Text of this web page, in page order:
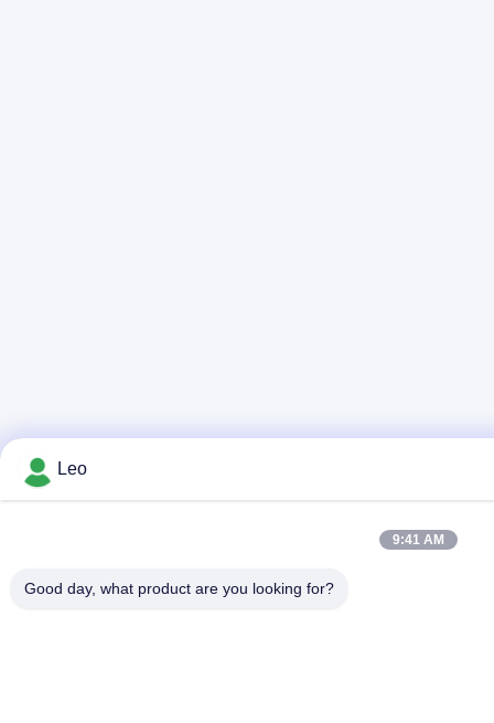
Leo
9:41 AM
Good day, what product are you looking for?